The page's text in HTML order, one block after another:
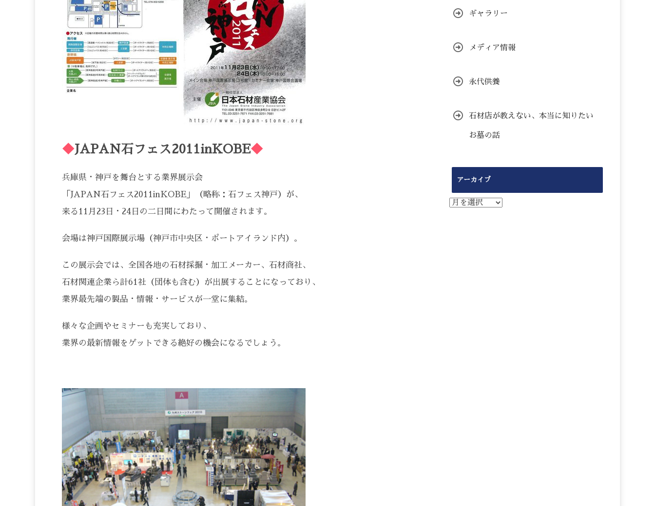
◆JAPAN石フェス2011inKOBE◆
兵庫県・神戸を舞台とする業界展示会
「JAPAN石フェス2011inKOBE」（略称：石フェス神戸）が、
来る11月23日・24日の二日間にわたって開催されます。
会場は神戸国際展示場（神戸市中央区・ポートアイランド内）。
この展示会では、全国各地の石材採掘・加工メーカー、石材商社、
石材関連企業ら計61社（団体も含む）が出展することになっており、
業界最先端の製品・情報・サービスが一堂に集結。
様々な企画やセミナーも充実しており、
業界の最新情報をゲットできる絶好の機会になるでしょう。
ギャラリー
メディア情報
永代供養
石材店が教えない、本当に知りたい
お墓の話
アーカイブ
ア
ー